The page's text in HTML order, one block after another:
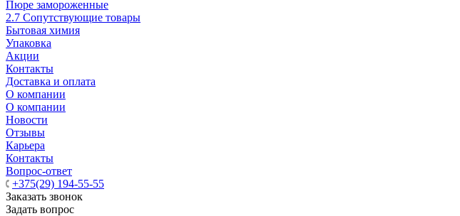
Пюре замороженные
2.7 Сопутствующие товары
Бытовая химия
Упаковка
Акции
Контакты
Доставка и оплата
О компании
О компании
Новости
Отзывы
Карьера
Контакты
Вопрос-ответ
+375(29) 194-55-55
Заказать звонок
Задать вопрос